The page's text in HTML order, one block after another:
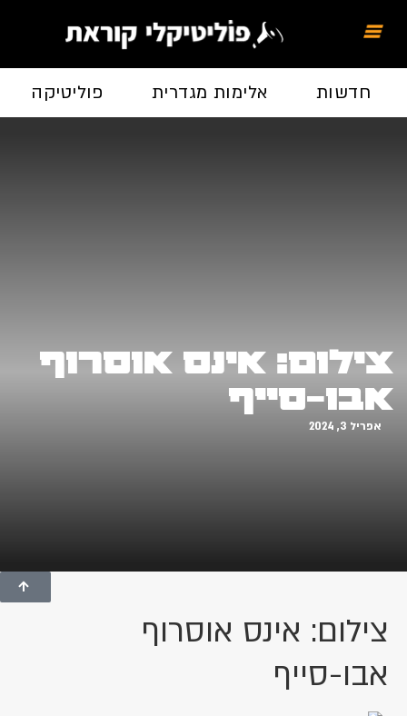
חדשות אלימות מגדרית פוליטיקה
צילום: אינס אוסרוף
אבו-סייף
אפריל 3, 2024
צילום: אינס אוסרוף
אבו-סייף